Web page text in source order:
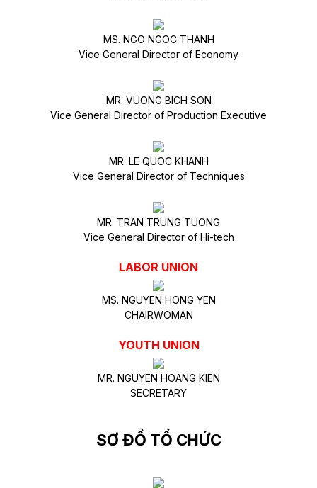
MS. NGO NGOC THANH
Vice General Director of Economy
MR. VUONG BICH SON
Vice General Director of Production Executive
MR. LE QUOC KHANH
Vice General Director of Techniques
MR. TRAN TRUNG TUONG
Vice General Director of Hi-tech
LABOR UNION
MS. NGUYEN HONG YEN
CHAIRWOMAN
YOUTH UNION
MR. NGUYEN HOANG KIEN
SECRETARY
SƠ ĐỒ TỔ CHỨC